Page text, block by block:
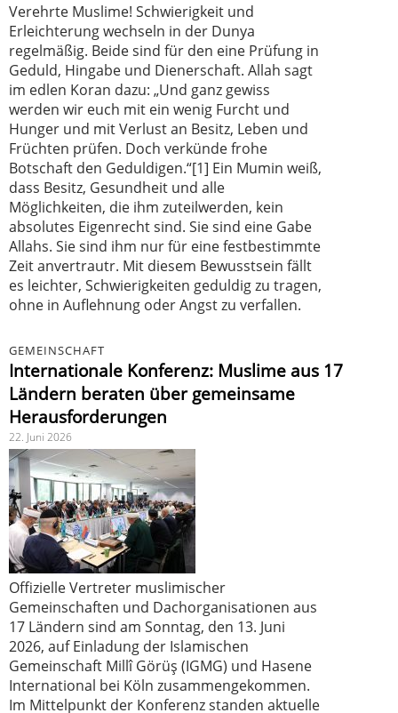
Verehrte Muslime! Schwierigkeit und
Erleichterung wechseln in der Dunya
regelmäßig. Beide sind für den eine Prüfung in
Geduld, Hingabe und Dienerschaft. Allah sagt
im edlen Koran dazu: „Und ganz gewiss
werden wir euch mit ein wenig Furcht und
Hunger und mit Verlust an Besitz, Leben und
Früchten prüfen. Doch verkünde frohe
Botschaft den Geduldigen.“[1] Ein Mumin weiß,
dass Besitz, Gesundheit und alle
Möglichkeiten, die ihm zuteilwerden, kein
absolutes Eigenrecht sind. Sie sind eine Gabe
Allahs. Sie sind ihm nur für eine festbestimmte
Zeit anvertrautr. Mit diesem Bewusstsein fällt
es leichter, Schwierigkeiten geduldig zu tragen,
ohne in Auflehnung oder Angst zu verfallen.
GEMEINSCHAFT
Internationale Konferenz: Muslime aus 17
Ländern beraten über gemeinsame
Herausforderungen
22. Juni 2026
Offizielle Vertreter muslimischer
Gemeinschaften und Dachorganisationen aus
17 Ländern sind am Sonntag, den 13. Juni
2026, auf Einladung der Islamischen
Gemeinschaft Millî Görüş (IGMG) und Hasene
International bei Köln zusammengekommen.
Im Mittelpunkt der Konferenz standen aktuelle